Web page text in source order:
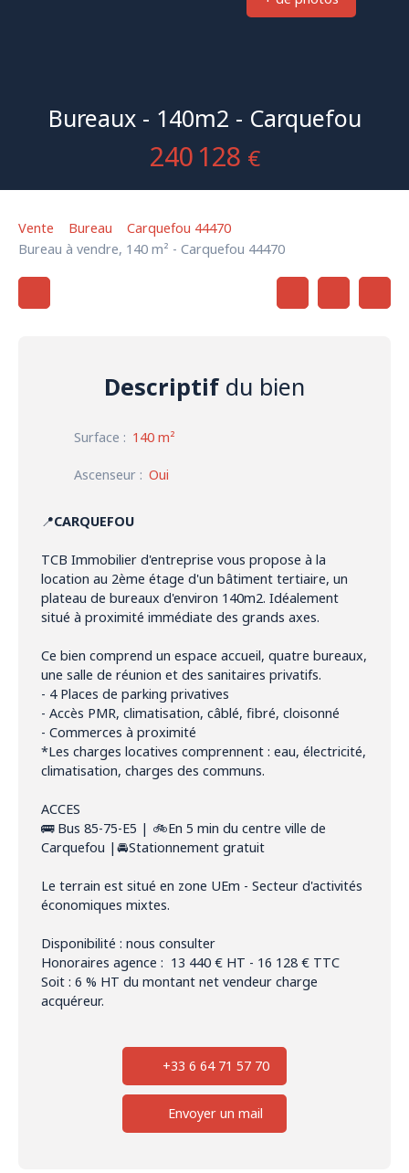
Bureaux - 140m2 - Carquefou
240 128 €
Vente Bureau
Carquefou 44470
Bureau à vendre, 140 m² - Carquefou 44470
Descriptifdu bien
Surface : 140 m²
Ascenseur : Oui
📍CARQUEFOU
TCB Immobilier d'entreprise vous propose à la
location au 2ème étage d'un bâtiment tertiaire, un
plateau de bureaux d'environ 140m2. Idéalement
situé à proximité immédiate des grands axes.
Ce bien comprend un espace accueil, quatre bureaux,
une salle de réunion et des sanitaires privatifs.
- 4 Places de parking privatives
- Accès PMR, climatisation, câblé, fibré, cloisonné
- Commerces à proximité
*Les charges locatives comprennent : eau, électricité,
climatisation, charges des communs.
ACCES
🚌 Bus 85-75-E5 | 🚲En 5 min du centre ville de
Carquefou |🚘Stationnement gratuit
Le terrain est situé en zone UEm - Secteur d'activités
économiques mixtes.
Disponibilité : nous consulter
Honoraires agence : 13 440 € HT - 16 128 € TTC
Soit : 6 % HT du montant net vendeur charge
acquéreur.
+33 6 64 71 57 70
Envoyer un mail